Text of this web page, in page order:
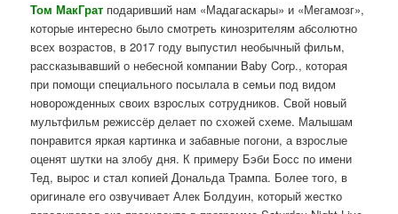
Том МакГрат подаривший нам «Мадагаскары» и «Мегамозг»,
которые интересно было смотреть кинозрителям абсолютно
всех возрастов, в 2017 году выпустил необычный фильм,
рассказывавший о небесной компании Baby Corp., которая
при помощи специального посылала в семьи под видом
новорожденных своих взрослых сотрудников. Свой новый
мультфильм режиссёр делает по схожей схеме. Малышам
понравится яркая картинка и забавные погони, а взрослые
оценят шутки на злобу дня. К примеру Бэби Босс по имени
Тед, вырос и стал копией Дональда Трампа. Более того, в
оригинале его озвучивает Алек Болдуин, который жестко